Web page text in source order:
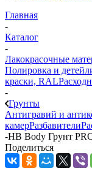
Главная
-
Каталог
-
Лакокрасочные
Полировка и
краски, RAL
-
Грунты
Антигравий и
камерРазбавители
-HB Body Грунт
Поделиться